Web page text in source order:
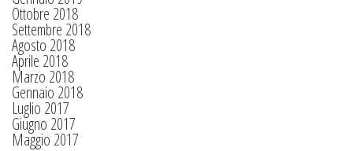
Ottobre 2018
Settembre 2018
Agosto 2018
Aprile 2018
Marzo 2018
Gennaio 2018
Luglio 2017
Giugno 2017
Maggio 2017